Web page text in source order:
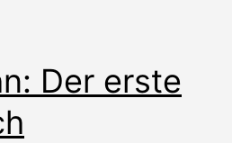
Der erste